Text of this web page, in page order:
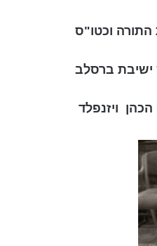
וכטו"ס
ברסלב
הכהן ויזנפלד